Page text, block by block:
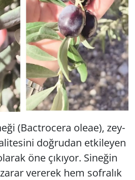
(Bact­ro­ce­ra oleae), zey­
doğ­ru­dan et­ki­le­yen
öne çı­kı­yor. Si­ne­ğin
ve­re­rek hem sof­ra­lık